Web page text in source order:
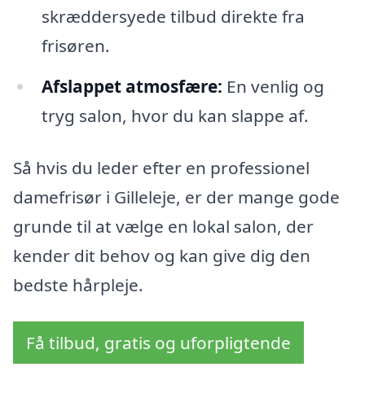
skræddersyede tilbud direkte fra
frisøren.
Afslappet atmosfære: En venlig og
tryg salon, hvor du kan slappe af.
Så hvis du leder efter en professionel
damefrisør i Gilleleje, er der mange gode
grunde til at vælge en lokal salon, der
kender dit behov og kan give dig den
bedste hårpleje.
Få tilbud, gratis og uforpligtende